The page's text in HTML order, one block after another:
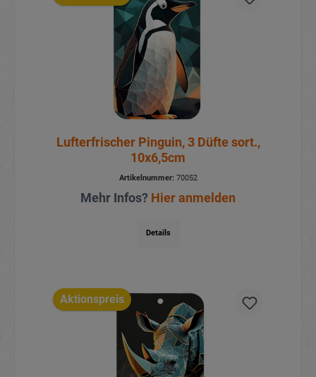
Lufterfrischer Pinguin, 3 Düfte sort.,
10x6,5cm
Artikelnummer:70052
Mehr Infos? Hier anmelden
Details
Aktionspreis